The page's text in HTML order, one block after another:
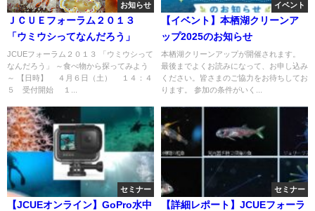
お知らせ
ＪＣＵＥフォーラム２０１３
「ウミウシってなんだろう」
JCUEフォーラム２０１３ 「ウミウシって
なんだろう」 ～食べ物から探ってみよう
～ 【日時】 ４月６日（土） １４：４
５ 受付開始 １...
イベント
【イベント】本栖湖クリーンア
ップ2025のお知らせ
本栖湖クリーンアップが開催されます。
最後までよくお読みになって、お申し込み
ください。皆さまのご協力をお待ちしてお
ります。 参加の条件がいく...
セミナー
【JCUEオンライン】GoPro水中
セミナー
【詳細レポート】JCUEフォーラ